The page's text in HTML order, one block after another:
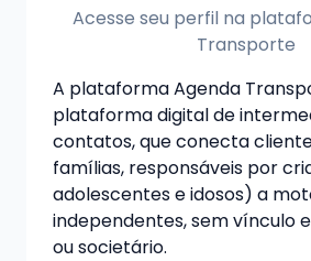
Acesse seu perfil na
Transporte
A plataforma Agenda
plataforma digital de
contatos, que conecta
famílias, responsáveis por
adolescentes e idosos) a
independentes, sem vínculo
ou societário.